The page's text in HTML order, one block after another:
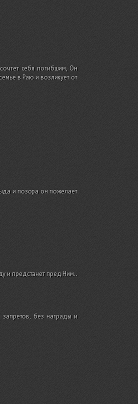
себя погибшим, Он
в Раю и возликует от
и позора он пожелает
и предстанет пред Ним..
без награды и